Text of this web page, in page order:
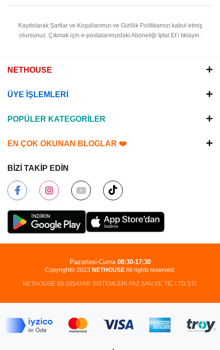
Kaydolarak Şartlar ve Koşullarımızı ve Gizlilik Politikamızı kabul etmiş
olursunuz. Çıkmak için e-postalarımızdaki Aboneliği İptal Et’i tıklayın.
NETHOUSE
ÜYE İŞLEMLERİ
POPÜLER KATEGORİLER
EN ÇOK OKUNAN BLOGLAR ❤️
BİZİ TAKİP EDİN
Copyright© 2023 NETHOUSEAll rights reserved.
NETHOUSE BİLGİSAYAR SİSTEMLERİ PAZ.SAN.VE TİC.LTD.ŞTİ.
Pazartesi-Cuma 08:30-17:30